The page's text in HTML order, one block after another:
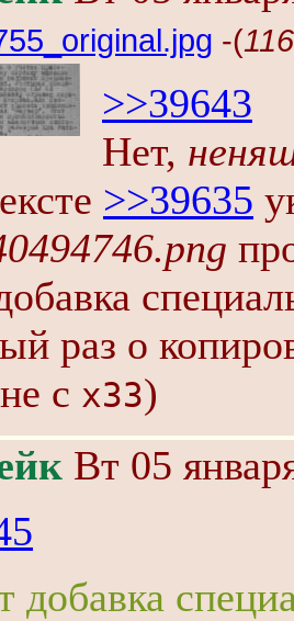
-(
>>39643
Нет,
>>39635
раз о
с хЗЗ)
Вт 05
добавка